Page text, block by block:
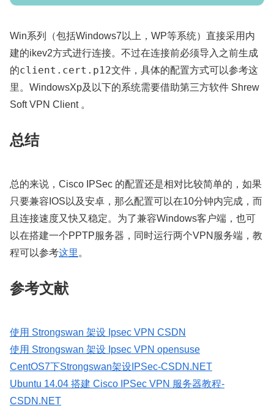
Win系列（包括Windows7以上，WP等系统）直接采用内
建的ikev2方式进行连接。不过在连接前必须导入之前生成
的client.cert.p12文件，具体的配置方式可以参考这
里。WindowsXp及以下的系统需要借助第三方软件 Shrew
Soft VPN Client 。
总结
总的来说，Cisco IPSec 的配置还是相对比较简单的，如果
只要兼容IOS以及安卓，那么配置可以在10分钟内完成，而
且连接速度又快又稳定。为了兼容Windows客户端，也可
以在搭建一个PPTP服务器，同时运行两个VPN服务端，教
程可以参考这里 。
参考文献
使用 Strongswan 架设 Ipsec VPN CSDN
使用 Strongswan 架设 Ipsec VPN opensuse
CentOS7下Strongswan架设IPSec-CSDN.NET
Ubuntu 14.04 搭建 Cisco IPSec VPN 服务器教程-
CSDN.NET